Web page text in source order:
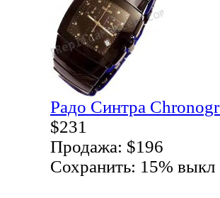
Радо Синтра
$231
Продажа: $196
Сохранить: 15% выкл